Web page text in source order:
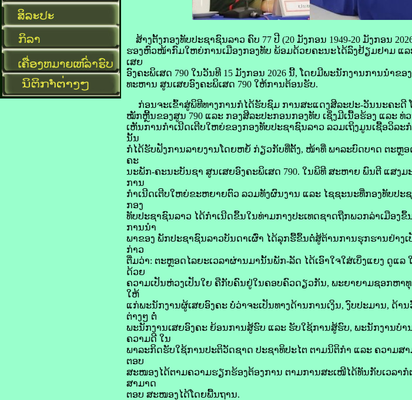
ສ້າງຕັ້ງກອງທັບປະຊາຊົນລາວ ຄົບ 77 ປີ (20 ມັງກອນ 1949-20 ມັງກອນ
ຮອງຫົວໜ້າກົມໃຫຍ່ການເມືອງກອງທັບ ພ້ອມດ້ວຍຄະນະໄດ້ລົງຢ້ຽມຢາມ ແ
ເສຍ
ອົງຄະພິເສດ 790 ໃນວັນທີ 15 ມັງກອນ 2026 ນີ້, ໂດຍມີພະນັກງານການນຳ
ທະຫານ ສູນເສຍອົງຄະພິເສດ 790 ໃຫ້ການຕ້ອນຮັບ.
ກ່ອນຈະເຂົ້າສູ່ພິທີທາງການກໍໄດ້ຮັບຊົມ ການສະແດງສີລະປະ-ວັນນະຄະດີ
ໝັກຫຼີ້ນຂອງສູນ 790 ແລະ ກອງສີລະປະກອນກອງທັບ ເຊິ່ງມີເນື້ອຮ້ອງ ແລະ
ເຫັນການກຳເນີດເຕີບໃຫຍ່ຂອງກອງທັບປະຊາຊົນລາວ ລວມເຖິງມູນເຊື້ອວິລ
ນັ້ນ
ກໍໄດ້ຮັບຟັງການລາຍງານໂດຍຫຍໍ້ ກ່ຽວກັບທີ່ຕັ້ງ, ໜ້າທີ່ ພາລະບົດບາດ ຕະຫຼ
ຄະ
ນະພັກ-ຄະນະບັນຊາ ສູນເສຍອົງຄະພິເສດ 790. ໃນພິທີ ສະຫາຍ ພົນຕີ ແສ
ການ
ກຳເນີດເຕີບໃຫຍ່ຂະຫຍາຍຕົວ ລວມທັງຜົນງານ ແລະ ໄຊຊະນະທີ່ກອງທັບປະ
ກອງ
ທັບປະຊາຊົນລາວ ໄດ້ກຳເນີດຂຶ້ນໃນທ່າມກາງປະເທດຊາດຖືກພວກລ່າເມືອງ
ການນໍາ
ພາຂອງ ພັກປະຊາຊົນລາວບັນດາເຜົ່າ ໄດ້ລຸກຮື້ຂຶ້ນຕໍ່ສູ້ຕ້ານການຮຸກຮານຢ່າງ
ກ່າວ
ຕື່ມວ່າ: ຕະຫຼອດໄລຍະເວລາຜ່ານມານັ້ນພັກ-ລັດ ໄດ້ເອົາໃຈໃສ່ເບິ່ງແຍງ ດູແ
ດ້ວຍ
ຄວາມເປັນຫ່ວງເປັນໃຍ ຄືກັບຄົນຢູ່ໃນຄອບຄົວດຽວກັນ, ພະຍາຍາມຊອກຫາ
ໃຫ້
ແກ່ພະນັກງານຜູ້ເສຍອົງຄະ ບໍ່ວ່າຈະເປັນທາງດ້ານການເງິນ, ງົບປະມານ, ດ້
ຕ່າງໆ ຕໍ່
ພະນັກງານເສຍອົງຄະ ຍ້ອນການສູ້ຮົບ ແລະ ຮັບໃຊ້ການສູ້ຮົບ, ພະນັກງານບໍ
ຄວາມດີ ໃນ
ພາລະກິດຮັບໃຊ້ການປະຕິວັດຊາດ ປະຊາທິປະໄຕ ຕາມນິຕິກໍາ ແລະ ຄວາມສາ
ຕອບ
ສະໜອງໄດ້ຕາມຄວາມຮຽກຮ້ອງຕ້ອງການ ຕາມການສະເໜີໄດ້ທັນກັບເວລາ
ສາມາດ
ຕອບ ສະໜອງໄດ້ໂດຍພື້ນຖານ.